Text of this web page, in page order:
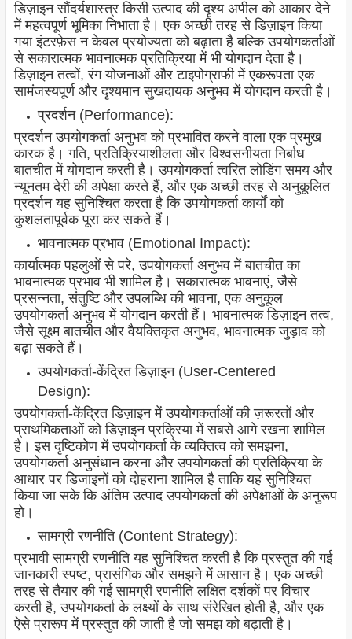
डिज़ाइन सौंदर्यशास्त्र किसी उत्पाद की दृश्य अपील को आकार देने
में महत्वपूर्ण भूमिका निभाता है। एक अच्छी तरह से डिज़ाइन किया
गया इंटरफ़ेस न केवल प्रयोज्यता को बढ़ाता है बल्कि उपयोगकर्ताओं
से सकारात्मक भावनात्मक प्रतिक्रिया में भी योगदान देता है।
डिज़ाइन तत्वों, रंग योजनाओं और टाइपोग्राफी में एकरूपता एक
सामंजस्यपूर्ण और दृश्यमान सुखदायक अनुभव में योगदान करती है।
प्रदर्शन (Performance):
प्रदर्शन उपयोगकर्ता अनुभव को प्रभावित करने वाला एक प्रमुख
कारक है। गति, प्रतिक्रियाशीलता और विश्वसनीयता निर्बाध
बातचीत में योगदान करती है। उपयोगकर्ता त्वरित लोडिंग समय और
न्यूनतम देरी की अपेक्षा करते हैं, और एक अच्छी तरह से अनुकूलित
प्रदर्शन यह सुनिश्चित करता है कि उपयोगकर्ता कार्यों को
कुशलतापूर्वक पूरा कर सकते हैं।
भावनात्मक प्रभाव (Emotional Impact):
कार्यात्मक पहलुओं से परे, उपयोगकर्ता अनुभव में बातचीत का
भावनात्मक प्रभाव भी शामिल है। सकारात्मक भावनाएं, जैसे
प्रसन्नता, संतुष्टि और उपलब्धि की भावना, एक अनुकूल
उपयोगकर्ता अनुभव में योगदान करती हैं। भावनात्मक डिज़ाइन तत्व,
जैसे सूक्ष्म बातचीत और वैयक्तिकृत अनुभव, भावनात्मक जुड़ाव को
बढ़ा सकते हैं।
उपयोगकर्ता-केंद्रित डिज़ाइन (User-Centered
Design):
उपयोगकर्ता-केंद्रित डिज़ाइन में उपयोगकर्ताओं की ज़रूरतों और
प्राथमिकताओं को डिज़ाइन प्रक्रिया में सबसे आगे रखना शामिल
है। इस दृष्टिकोण में उपयोगकर्ता के व्यक्तित्व को समझना,
उपयोगकर्ता अनुसंधान करना और उपयोगकर्ता की प्रतिक्रिया के
आधार पर डिजाइनों को दोहराना शामिल है ताकि यह सुनिश्चित
किया जा सके कि अंतिम उत्पाद उपयोगकर्ता की अपेक्षाओं के अनुरूप
हो।
सामग्री रणनीति (Content Strategy):
प्रभावी सामग्री रणनीति यह सुनिश्चित करती है कि प्रस्तुत की गई
जानकारी स्पष्ट, प्रासंगिक और समझने में आसान है। एक अच्छी
तरह से तैयार की गई सामग्री रणनीति लक्षित दर्शकों पर विचार
करती है, उपयोगकर्ता के लक्ष्यों के साथ संरेखित होती है, और एक
ऐसे प्रारूप में प्रस्तुत की जाती है जो समझ को बढ़ाती है।